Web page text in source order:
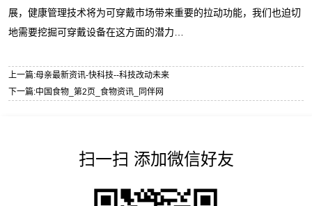
展，健康管理技术将为可穿戴市场带来重要的拉动功能，我们也迫切
地需要挖掘可穿戴设备在这方面的潜力…
上一篇:母亲最新资讯-快科技--科技改动未来
下一篇:中国食物_第2页_食物资讯_同伴网
扫一扫 添加微信好友